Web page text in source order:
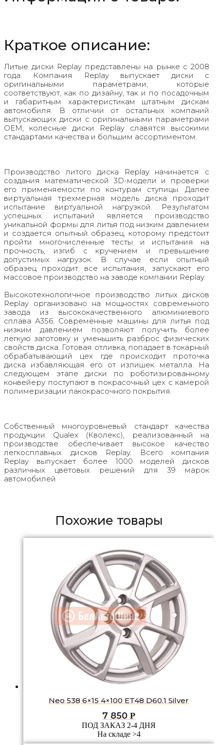
Краткое описание:
Литые диски Replay представлены на рынке с 2008
года. Компания Replay выпускает диски с
оригинальными параметрами, которые
соответствуют, как по дизайну, так и по посадочным
и габаритным характеристикам штатным дискам
автомобиля. В отличии от остальных компаний
выпускающих диски с оригинальными параметрами
OEM, колесные диски Replay славятся высокими
стандартами качества и большим ассортиментом.
Производство литого диска Replay начинается с
создания математической 3D-модели и проверки
его применяемости по контурам ступицы. Далее
виртуальная трехмерная модель диска проходит
испытание виртуальной нагрузкой. Результатом
успешных испытаний является производство
уникальной формы для литья под низким давлением
и создается опытный образец, которому предстоит
пройти многочисленные тесты и испытания на
прочность, изгиб с кручением и превышение
допустимых нагрузок. В случае если опытный
образец проходит все испытания, запускают его
массовое производство на заводе компании Replay.
Высокотехнологичное производство литых дисков
Replay организовано на мощностях современного
завода из высококачественного алюминиевого
сплава А356. Современные машины для литья под
низким давлением позволяют получить более
лёгкую заготовку и уменьшить разброс физических
свойств диска. Готовая отливка, попадает в токарный
обрабатывающий цех где происходит проточка
диска избавляющая его от излишек металла. На
следующем этапе диски по роботизированному
конвейеру поступают в покрасочный цех с камерой
полимеризации лакокрасочного покрытия.
Собственный многоуровневый стандарт качества
продукции Qualex (Кволекс), реализованный на
производстве обеспечивает высокое качество
легкосплавных дисков Replay. Всего компания
Replay выпускает более 1000 моделей дисков
различных цветовых решений для 39 марок
автомобилей
Похожие товары
Neo 538 6×15 4×100 ET48 D60.1 Silver
7 850 Р
ПОД ЗАКАЗ 2-4 ДНЯ
На складе >4